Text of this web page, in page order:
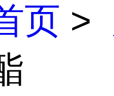
页 >